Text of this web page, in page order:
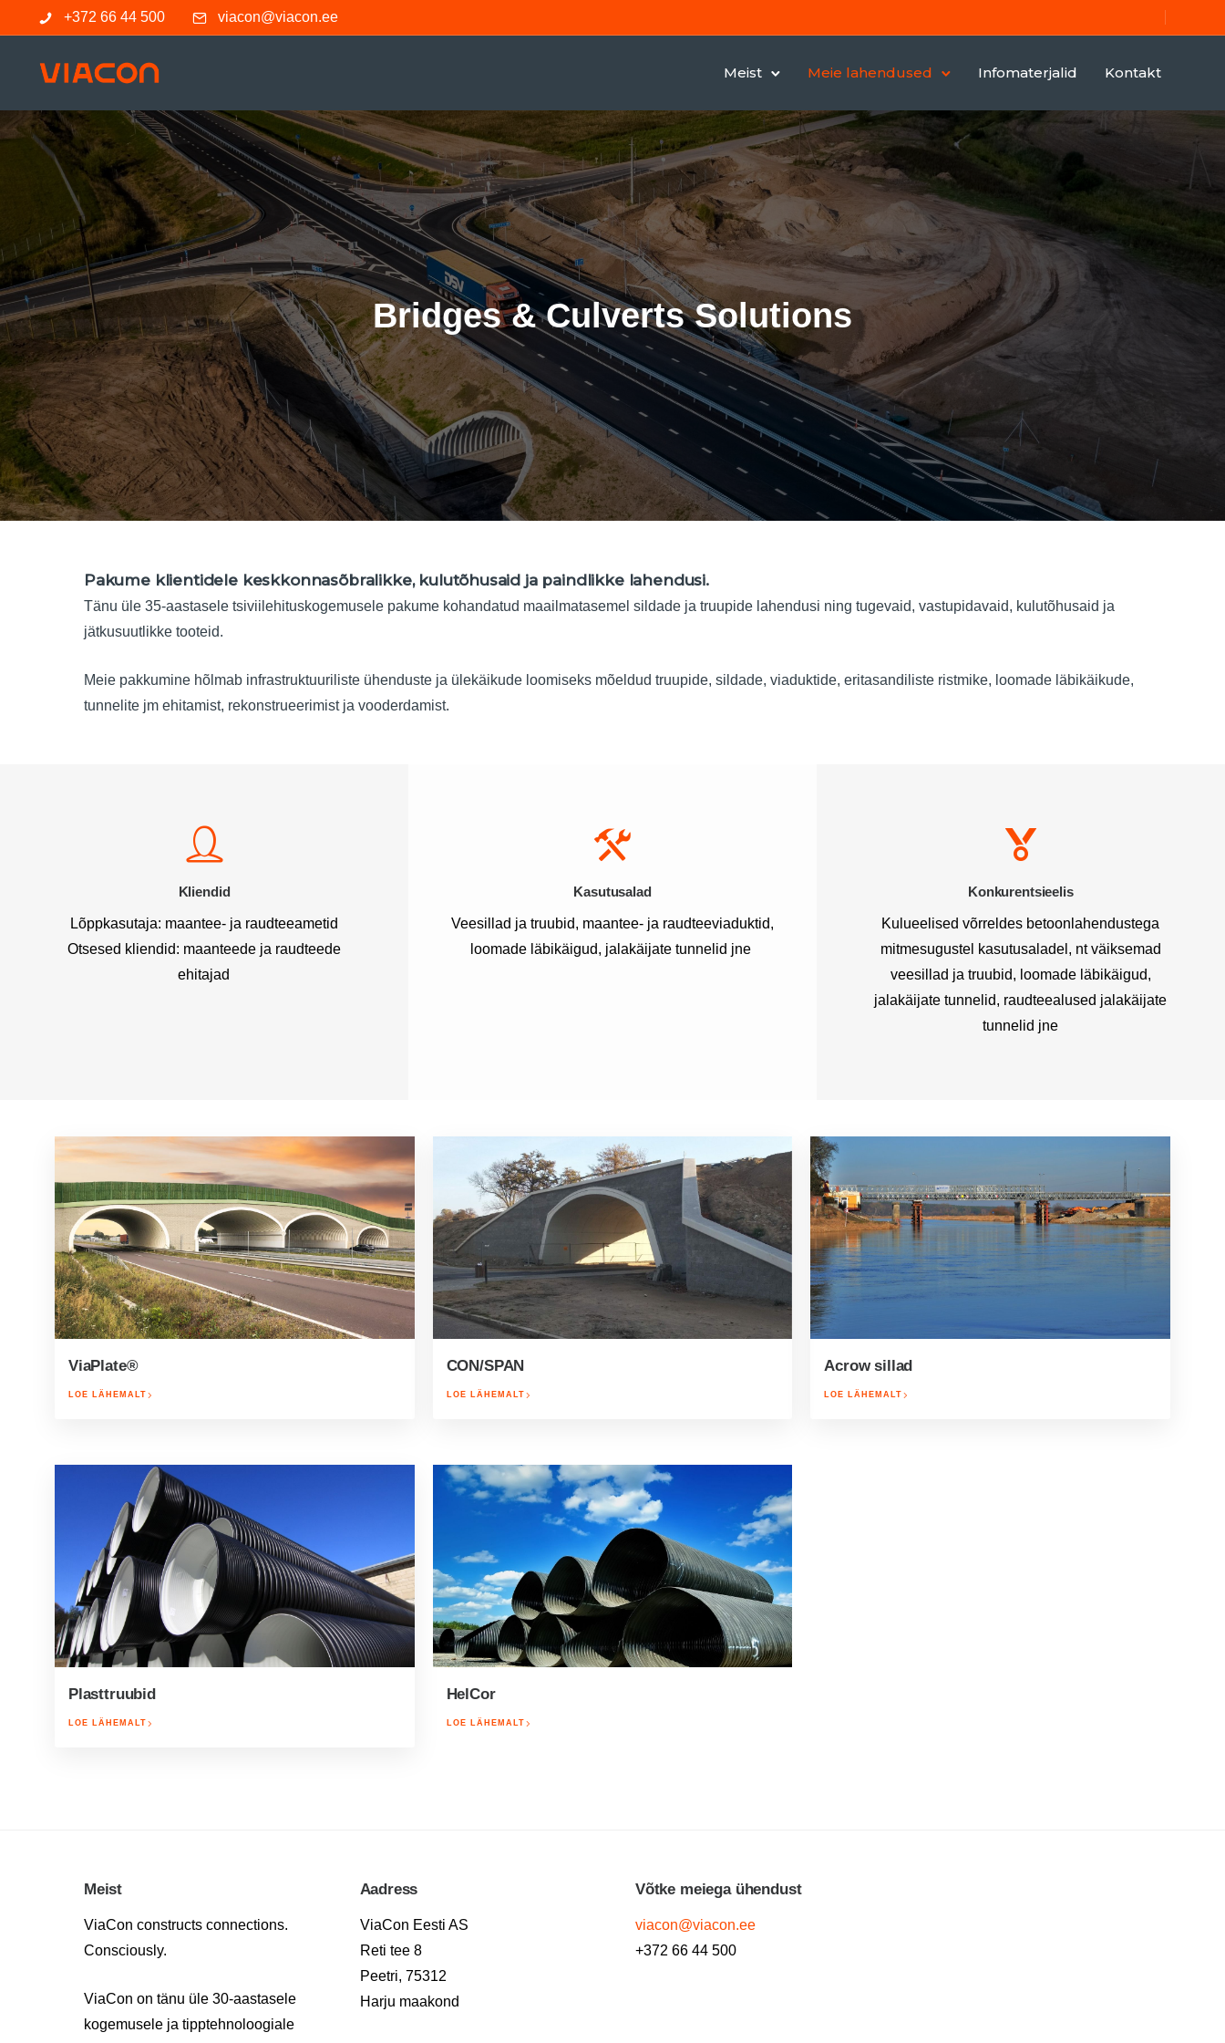
+372 66 44 500 viacon@viacon.ee
Meist Meie lahendused Infomaterjalid Kontakt
Bridges & Culverts Solutions
Pakume klientidele keskkonnasõbralikke, kulutõhusaid ja paindlikke lahendusi.
Tänu üle 35-aastasele tsiviilehituskogemusele pakume kohandatud maailmatasemel sildade ja truupide lahendusi ning tugevaid, vastupidavaid, kulutõhusaid ja
jätkusuutlikke tooteid.
Meie pakkumine hõlmab infrastruktuuriliste ühenduste ja ülekäikude loomiseks mõeldud truupide, sildade, viaduktide, eritasandiliste ristmike, loomade läbikäikude,
tunnelite jm ehitamist, rekonstrueerimist ja vooderdamist.
Kliendid
Lõppkasutaja: maantee- ja raudteeametid
Otsesed kliendid: maanteede ja raudteede
ehitajad
Kasutusalad
Veesillad ja truubid, maantee- ja raudteeviaduktid,
loomade läbikäigud, jalakäijate tunnelid jne
Konkurentsieelis
Kulueelised võrreldes betoonlahendustega
mitmesugustel kasutusaladel, nt väiksemad
veesillad ja truubid, loomade läbikäigud,
jalakäijate tunnelid, raudteealused jalakäijate
tunnelid jne
ViaPlate®
LOE LÄHEMALT
CON/SPAN
LOE LÄHEMALT
Acrow sillad
LOE LÄHEMALT
Plasttruubid
LOE LÄHEMALT
HelCor
LOE LÄHEMALT
Meist
ViaCon constructs connections.
Consciously.
ViaCon on tänu üle 30-aastasele
kogemusele ja tipptehnoloogiale
Aadress
ViaCon Eesti AS
Reti tee 8
Peetri, 75312
Harju maakond
Võtke meiega ühendust
viacon@viacon.ee
+372 66 44 500